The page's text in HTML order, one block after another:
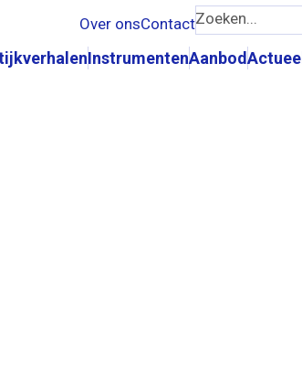
InstrumentenAanbodActueel
Over onsContactZoeken...